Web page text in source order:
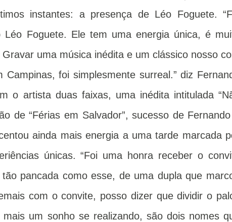
instantes: a presença de Léo Foguete.
Foguete. Ele tem uma energia única, é
uma música inédita e um clássico nosso
foi simplesmente surreal.” diz
o artista duas faixas, uma inédita intitulada
de “Férias em Salvador”, sucesso de
ainda mais energia a uma tarde marcada
únicas. “Foi uma honra receber o
pancada como esse, de uma dupla que
com o convite, posso dizer que dividir o
um sonho se realizando, são dois nomes